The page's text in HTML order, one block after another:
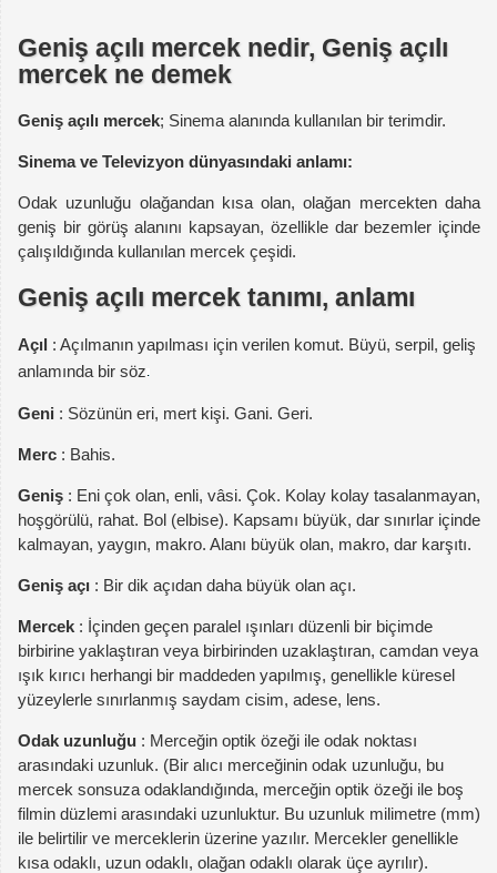
Geniş açılı mercek nedir, Geniş açılı
mercek ne demek
Geniş açılı mercek; Sinema alanında kullanılan bir terimdir.
Sinema ve Televizyon dünyasındaki anlamı:
Odak uzunluğu olağandan kısa olan, olağan mercekten daha
geniş bir görüş alanını kapsayan, özellikle dar bezemler içinde
çalışıldığında kullanılan mercek çeşidi.
Geniş açılı mercek tanımı, anlamı
Açıl : Açılmanın yapılması için verilen komut. Büyü, serpil, geliş
anlamında bir söz
Geni : Sözünün eri, mert kişi. Gani. Geri.
Merc : Bahis.
Geniş : Eni çok olan, enli, vâsi. Çok. Kolay kolay tasalanmayan,
hoşgörülü, rahat. Bol (elbise). Kapsamı büyük, dar sınırlar içinde
kalmayan, yaygın, makro. Alanı büyük olan, makro, dar karşıtı.
Geniş açı : Bir dik açıdan daha büyük olan açı.
Mercek : İçinden geçen paralel ışınları düzenli bir biçimde
birbirine yaklaştıran veya birbirinden uzaklaştıran, camdan veya
ışık kırıcı herhangi bir maddeden yapılmış, genellikle küresel
yüzeylerle sınırlanmış saydam cisim, adese, lens.
Odak uzunluğu : Merceğin optik özeği ile odak noktası
arasındaki uzunluk. (Bir alıcı merceğinin odak uzunluğu, bu
mercek sonsuza odaklandığında, merceğin optik özeği ile boş
filmin düzlemi arasındaki uzunluktur. Bu uzunluk milimetre (mm)
ile belirtilir ve merceklerin üzerine yazılır. Mercekler genellikle
kısa odaklı, uzun odaklı, olağan odaklı olarak üçe ayrılır).